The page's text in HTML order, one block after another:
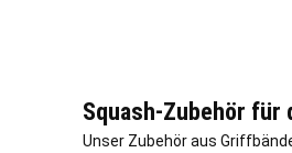
Squash-Zubehör für
Unser Zubehör aus